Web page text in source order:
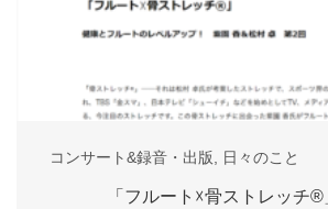
コンサート&録音・出版 日々のこと
「フルート☓骨ストレッチ®